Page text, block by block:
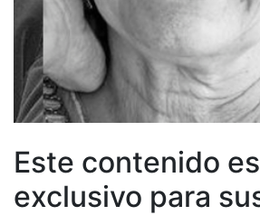
Este contenido es
exclusivo para